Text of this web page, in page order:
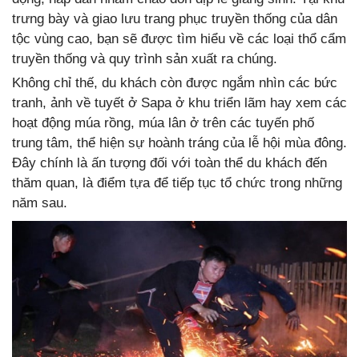
trưng bày và giao lưu trang phục truyền thống của dân
tộc vùng cao, bạn sẽ được tìm hiểu về các loại thổ cẩm
truyền thống và quy trình sản xuất ra chúng.
Không chỉ thế, du khách còn được ngắm nhìn các bức
tranh, ảnh về tuyết ở Sapa ở khu triển lãm hay xem các
hoạt động múa rồng, múa lân ở trên các tuyến phố
trung tâm, thể hiện sự hoành tráng của lễ hội mùa đông.
Đây chính là ấn tượng đối với toàn thể du khách đến
thăm quan, là điểm tựa để tiếp tục tổ chức trong những
năm sau.